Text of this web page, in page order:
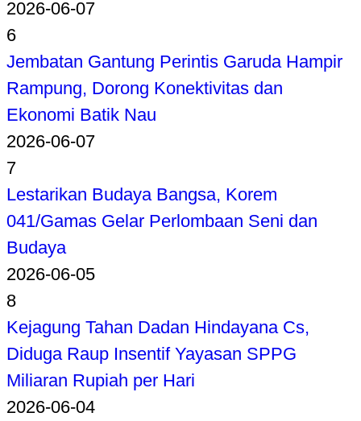
2026-06-07
6
Jembatan Gantung Perintis Garuda Hampir
Rampung, Dorong Konektivitas dan
Ekonomi Batik Nau
2026-06-07
7
Lestarikan Budaya Bangsa, Korem
041/Gamas Gelar Perlombaan Seni dan
Budaya
2026-06-05
8
Kejagung Tahan Dadan Hindayana Cs,
Diduga Raup Insentif Yayasan SPPG
Miliaran Rupiah per Hari
2026-06-04